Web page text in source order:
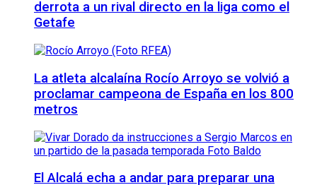
derrota a un rival directo en la liga como el
Getafe
La atleta alcalaína Rocío Arroyo se volvió a
proclamar campeona de España en los 800
metros
El Alcalá echa a andar para preparar una